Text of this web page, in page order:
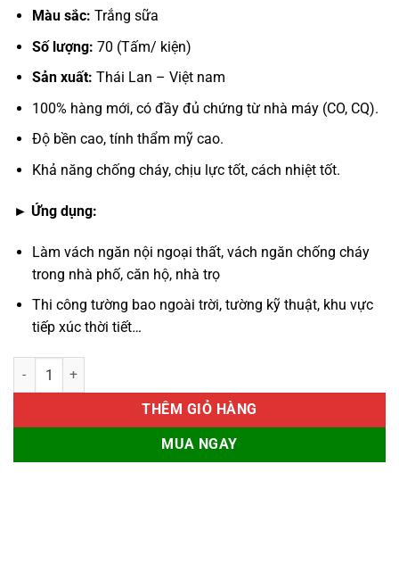
Màu sắc: Trắng sữa
Số lượng: 70 (Tấm/ kiện)
Sản xuất: Thái Lan – Việt nam
100% hàng mới, có đầy đủ chứng từ nhà máy (CO, CQ).
Độ bền cao, tính thẩm mỹ cao.
Khả năng chống cháy, chịu lực tốt, cách nhiệt tốt.
► Ứng dụng:
Làm vách ngăn nội ngoại thất, vách ngăn chống cháy
trong nhà phố, căn hộ, nhà trọ
Thi công tường bao ngoài trời, tường kỹ thuật, khu vực
tiếp xúc thời tiết…
Tấm Smartboard 8mm số lượng
THÊM GIỎ HÀNG
MUA NGAY